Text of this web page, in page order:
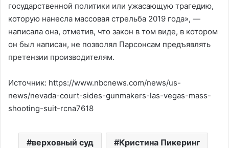
государственной политики или ужасающую трагедию,
которую нанесла массовая стрельба 2019 года», —
написала она, отметив, что закон в том виде, в котором
он был написан, не позволял Парсонсам предъявлять
претензии производителям.
Источник: https://www.nbcnews.com/news/us-
news/nevada-court-sides-gunmakers-las-vegas-mass-
shooting-suit-rcna7618
верховный суд Кристина Пикеринг